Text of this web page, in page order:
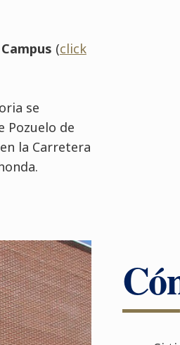
(click
se
Pozuelo de
la Carretera